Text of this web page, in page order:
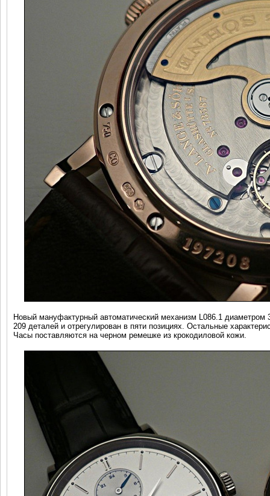
Новый мануфактурный автоматический механизм L086.1
209 деталей и отрегулирован в пяти позициях. Остальные
Часы поставляются на черном ремешке из крокодиловой кожи.